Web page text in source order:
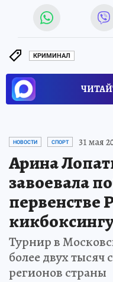
КРИМИНАЛ
НОВОСТИ СПОРТ 31 мая
Арина
завоевала
первенстве
Турнир в
более двух тысяч
регионов страны